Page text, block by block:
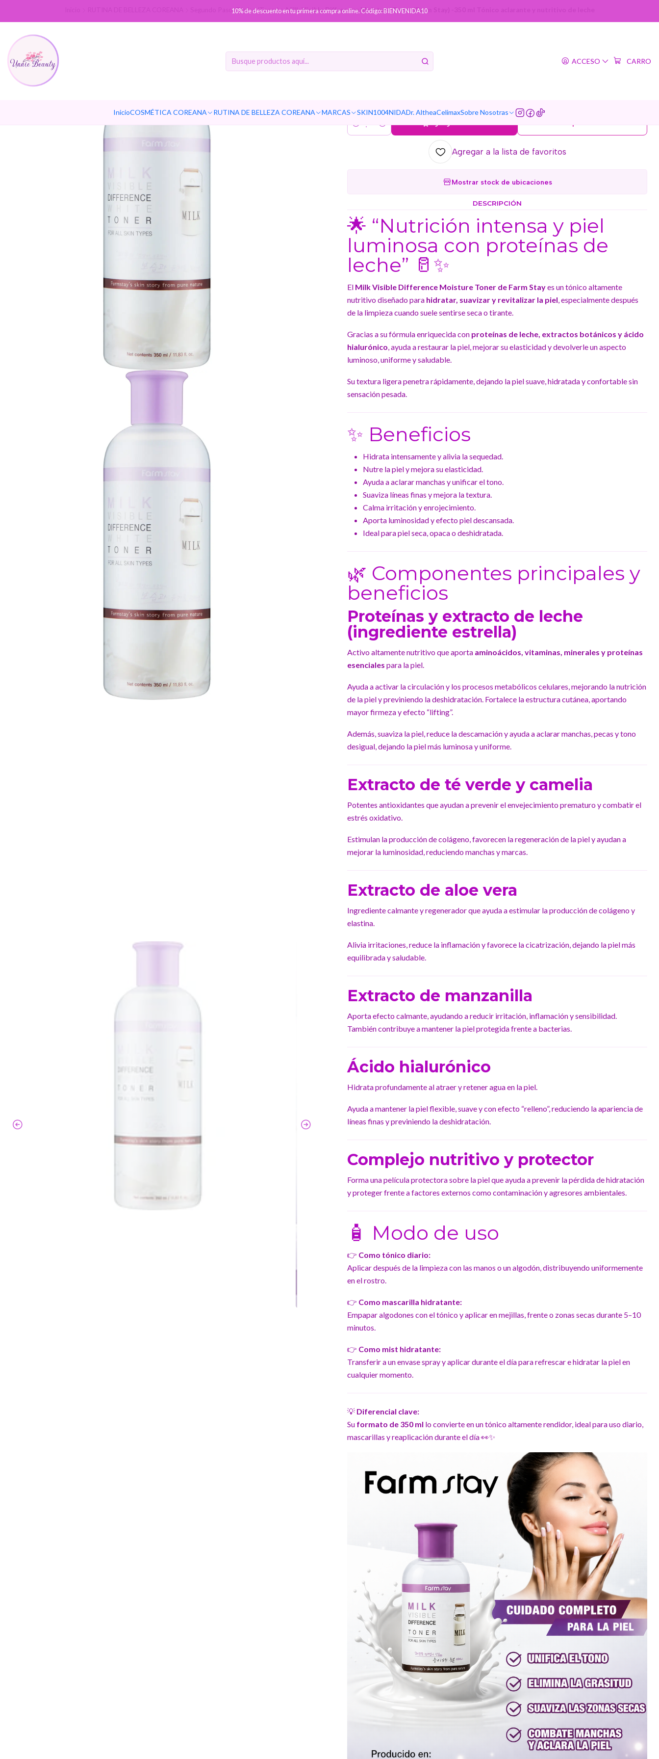
ACCESO CARRO
InicioCOSMÉTICA COREANA RUTINA DE BELLEZA COREANA MARCAS SKIN1004NIDADr. AltheaCelimaxSobre Nosotras
10% de descuento en tu primera compra online. Código: BIENVENIDA10
Segundo Paso: Tónico (Toner) Milk Visible Difference Moisture Toner (Farm Stay) -350 ml Tónico aclarante y nutritivo de leche
Milk Visible Difference Moisture
Toner (Farm Stay) -350 ml Tónico
Cantidad
Agregar a la lista de favoritos
Mostrar stock de ubicaciones
DESCRIPCIÓN
🌟 “Nutrición intensa y piel
luminosa con proteínas de
leche” 🥛✨
El Milk Visible Difference Moisture Toner de Farm Stayes un tónico altamente
nutritivo diseñado para hidratar, suavizar y revitalizar la piel, especialmente después
de la limpieza cuando suele sentirse seca o tirante.
Gracias a su fórmula enriquecida con proteínas de leche, extractos botánicos y ácido
hialurónico, ayuda a restaurar la piel, mejorar su elasticidad y devolverle un aspecto
luminoso, uniforme y saludable.
Su textura ligera penetra rápidamente, dejando la piel suave, hidratada y confortable sin
sensación pesada.
✨ Beneficios
Hidrata intensamente y alivia la sequedad.
Nutre la piel y mejora su elasticidad.
Ayuda a aclarar manchas y unificar el tono.
Suaviza líneas finas y mejora la textura.
Calma irritación y enrojecimiento.
Aporta luminosidad y efecto piel descansada.
Ideal para piel seca, opaca o deshidratada.
🌿 Componentes principales y
beneficios
Proteínas y extracto de leche
(ingrediente estrella)
Activo altamente nutritivo que aporta aminoácidos, vitaminas, minerales y proteínas
esenciales para la piel.
Ayuda a activar la circulación y los procesos metabólicos celulares, mejorando la nutrición
de la piel y previniendo la deshidratación. Fortalece la estructura cutánea, aportando
mayor firmeza y efecto “lifting”.
Además, suaviza la piel, reduce la descamación y ayuda a aclarar manchas, pecas y tono
desigual, dejando la piel más luminosa y uniforme.
Extracto de té verde y camelia
Potentes antioxidantes que ayudan a prevenir el envejecimiento prematuro y combatir el
estrés oxidativo.
Estimulan la producción de colágeno, favorecen la regeneración de la piel y ayudan a
mejorar la luminosidad, reduciendo manchas y marcas.
Extracto de aloe vera
Ingrediente calmante y regenerador que ayuda a estimular la producción de colágeno y
elastina.
Alivia irritaciones, reduce la inflamación y favorece la cicatrización, dejando la piel más
equilibrada y saludable.
Extracto de manzanilla
Aporta efecto calmante, ayudando a reducir irritación, inflamación y sensibilidad.
También contribuye a mantener la piel protegida frente a bacterias.
Ácido hialurónico
Hidrata profundamente al atraer y retener agua en la piel.
Ayuda a mantener la piel flexible, suave y con efecto “relleno”, reduciendo la apariencia de
líneas finas y previniendo la deshidratación.
Complejo nutritivo y protector
Forma una película protectora sobre la piel que ayuda a prevenir la pérdida de hidratación
y proteger frente a factores externos como contaminación y agresores ambientales.
🧴 Modo de uso
👉 Como tónico diario:
Aplicar después de la limpieza con las manos o un algodón, distribuyendo uniformemente
en el rostro.
👉 Como mascarilla hidratante:
Empapar algodones con el tónico y aplicar en mejillas, frente o zonas secas durante 5–10
minutos.
👉 Como mist hidratante:
Transferir a un envase spray y aplicar durante el día para refrescar e hidratar la piel en
cualquier momento.
💡 Diferencial clave:
Su formato de 350 ml lo convierte en un tónico altamente rendidor, ideal para uso diario,
mascarillas y reaplicación durante el día 👀✨